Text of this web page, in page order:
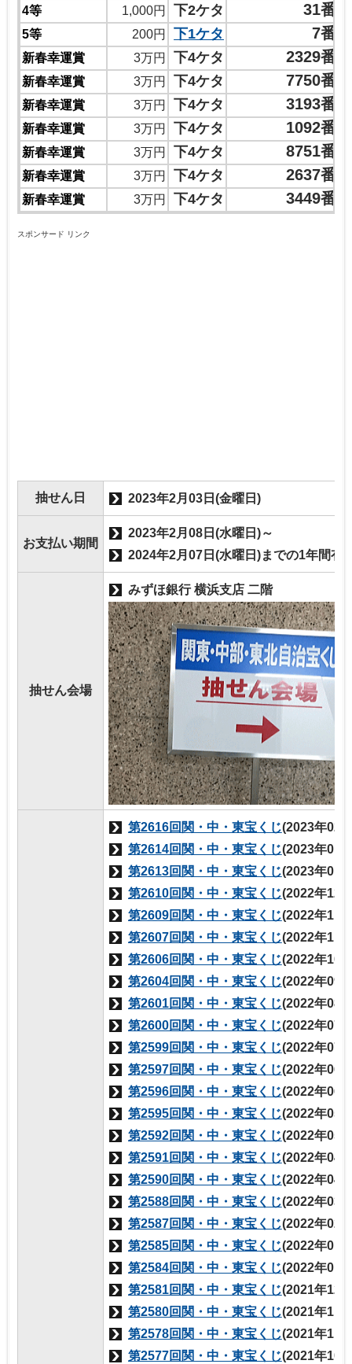
4等 1,000円 下2ケタ 31番
5等 200円 下1ケタ 7番
新春幸運賞 3万円 下4ケタ 2329番
新春幸運賞 3万円 下4ケタ 7750番
新春幸運賞 3万円 下4ケタ 3193番
新春幸運賞 3万円 下4ケタ 1092番
新春幸運賞 3万円 下4ケタ 8751番
新春幸運賞 3万円 下4ケタ 2637番
新春幸運賞 3万円 下4ケタ 3449番
スポンサード リンク
抽せん日 2023年2月03日(金曜日)
お支払い期間
2023年2月08日(水曜日)～
2024年2月07日(水曜日)までの1年間有
抽せん会場
みずほ銀行 横浜支店 二階
第2616回関・中・東宝くじ(2023年02
第2614回関・中・東宝くじ(2023年01
第2613回関・中・東宝くじ(2023年01
第2610回関・中・東宝くじ(2022年12
第2609回関・中・東宝くじ(2022年11
第2607回関・中・東宝くじ(2022年11
第2606回関・中・東宝くじ(2022年10
第2604回関・中・東宝くじ(2022年09
第2601回関・中・東宝くじ(2022年08
第2600回関・中・東宝くじ(2022年07
第2599回関・中・東宝くじ(2022年07
第2597回関・中・東宝くじ(2022年06
第2596回関・中・東宝くじ(2022年06
第2595回関・中・東宝くじ(2022年05
第2592回関・中・東宝くじ(2022年05
第2591回関・中・東宝くじ(2022年04
第2590回関・中・東宝くじ(2022年04
第2588回関・中・東宝くじ(2022年03
第2587回関・中・東宝くじ(2022年02
第2585回関・中・東宝くじ(2022年01
第2584回関・中・東宝くじ(2022年01
第2581回関・中・東宝くじ(2021年12
第2580回関・中・東宝くじ(2021年11
第2578回関・中・東宝くじ(2021年11
第2577回関・中・東宝くじ(2021年10